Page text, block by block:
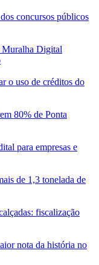
concursos públicos
Muralha Digital
o uso de créditos do
80% de Ponta
para empresas e
de 1,3 tonelada de
fiscalização
nota da história no